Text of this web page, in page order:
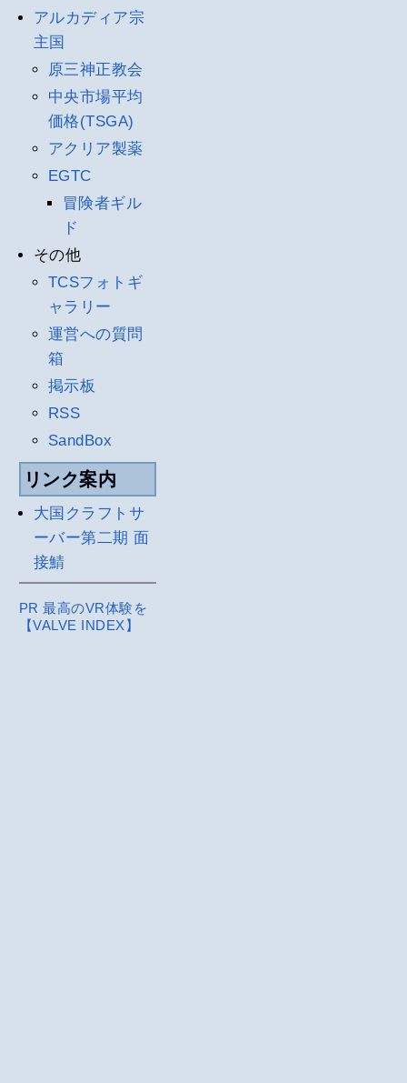
アルカディア宗
主国
原三神正教会
中央市場平均
価格(TSGA)
アクリア製薬
EGTC
冒険者ギル
ド
その他
TCSフォトギ
ャラリー
運営への質問
箱
掲示板
RSS
SandBox
リンク案内
大国クラフトサ
ーバー第二期 面
接鯖
PR 最高のVR体験を
【VALVE INDEX】